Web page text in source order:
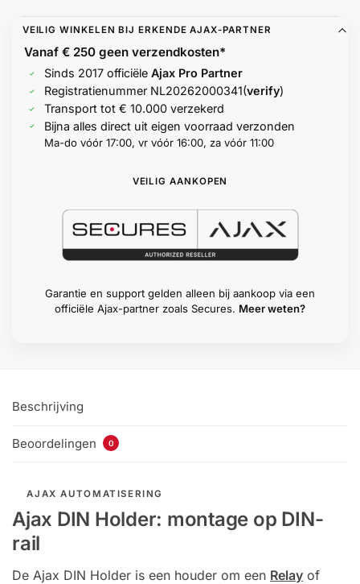
VEILIG WINKELEN BIJ ERKENDE AJAX-PARTNER
Vanaf € 250 geenverzendkosten*
Sinds 2017 officiële Ajax Pro Partner
Registratienummer NL20262000341(verify)
Transport tot € 10.000 verzekerd
Bijna alles direct uit eigen voorraad verzonden
Ma-do vóór 17:00, vr vóór 16:00, za vóór 11:00
VEILIG AANKOPEN
Garantie en support gelden alleen bij aankoop via een
officiële Ajax-partner zoals Secures. Meer weten?
Beschrijving
Beoordelingen 0
AJAX AUTOMATISERING
Ajax DIN Holder: montage op DIN-
rail
De Ajax DIN Holder is een houder om een Relay of